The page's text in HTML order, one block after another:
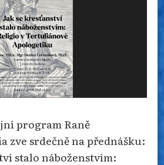
program Raně
zve srdečně na přednášku:
stalo náboženstvím: